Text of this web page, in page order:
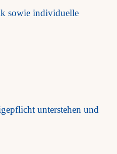
sowie individuelle
unterstehen und